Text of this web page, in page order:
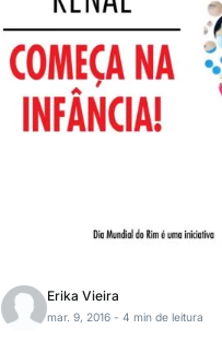
Erika Vieira
mar. 9, 2016 - 4 min de leitura